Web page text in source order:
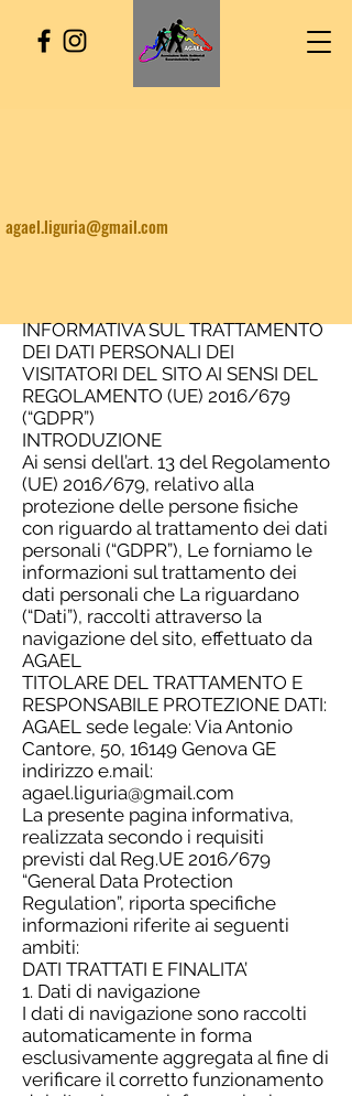
agael.liguria@gmail.com
INFORMATIVA SUL TRATTAMENTO
DEI DATI PERSONALI DEI
VISITATORI DEL SITO AI SENSI DEL
REGOLAMENTO (UE) 2016/679
(“GDPR”)
INTRODUZIONE
Ai sensi dell’art. 13 del Regolamento
(UE) 2016/679, relativo alla
protezione delle persone fisiche
con riguardo al trattamento dei dati
personali (“GDPR”), Le forniamo le
informazioni sul trattamento dei
dati personali che La riguardano
(“Dati”), raccolti attraverso la
navigazione del sito, effettuato da
AGAEL
TITOLARE DEL TRATTAMENTO E
RESPONSABILE PROTEZIONE DATI:
AGAEL sede legale: Via Antonio
Cantore, 50, 16149 Genova GE
indirizzo e.mail:
agael.liguria@gmail.com
La presente pagina informativa,
realizzata secondo i requisiti
previsti dal Reg.UE 2016/679
“General Data Protection
Regulation”, riporta specifiche
informazioni riferite ai seguenti
ambiti:
DATI TRATTATI E FINALITA’
1. Dati di navigazione
I dati di navigazione sono raccolti
automaticamente in forma
esclusivamente aggregata al fine di
verificare il corretto funzionamento